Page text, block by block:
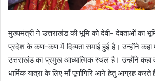
मुख्यमंत्री ने उत्तराखंड की भूमि को देवी- देवताओं का
प्रदेश के कण-कण में दिव्यता समाई हुई है। उन्होंने कहा माँ
उत्तराखंड का प्रमुख आध्यात्मिक स्थल है। उन्होंने कहा
धार्मिक यात्रा के लिए माँ पूर्णागिरि आने हेतु आग्रह